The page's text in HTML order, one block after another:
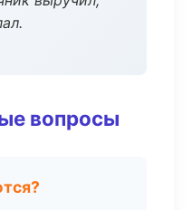
вопросы